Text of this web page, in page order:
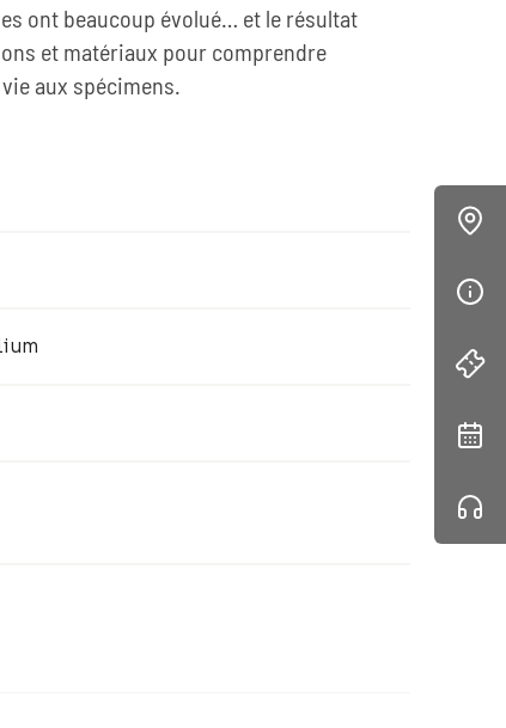
ont beaucoup évolué… et le résultat
et matériaux pour comprendre
aux spécimens.